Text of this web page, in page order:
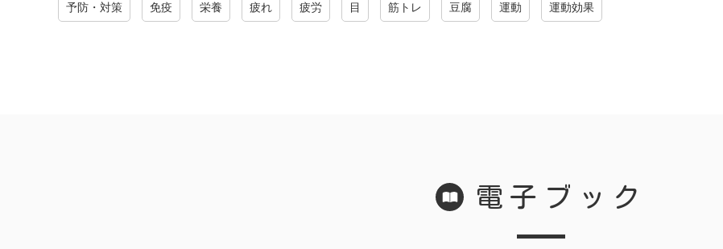
予防・対策 免疫 栄養 疲れ 疲労 目 筋トレ 豆腐 運動 運動効果
電子ブック